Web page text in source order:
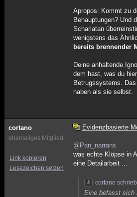
Apropos: Kommt zu
Behauptungen? Und
Scharlatan
wenigstens das
bereits brennender
Deine anhaltende
dem hast, was du
Betrugssystems.
haben als sie selbst.
cortano
ehemaliges Mitglied
Link kopieren
Lesezeichen setzen
Evidenzbasierte
@Pan_narrans
was echte Klöpse in
eine Detailarbeit ...
cortano
Eine befasst sich